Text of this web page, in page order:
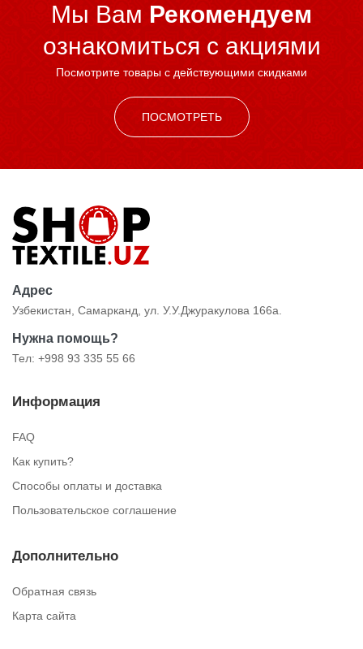
Мы Вам Рекомендуем
ознакомиться c акциями
Посмотрите товары с действующими скидками
ПОСМОТРЕТЬ
Адрес
Узбекистан, Самарканд, ул. У.У.Джуракулова 166а.
Нужна помощь?
Тел: +998 93 335 55 66
Информация
FAQ
Как купить?
Способы оплаты и доставка
Пользовательское соглашение
Дополнительно
Обратная связь
Карта сайта